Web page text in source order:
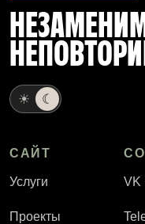
☀ ☾
САЙТ
Услуги
Проекты
VK